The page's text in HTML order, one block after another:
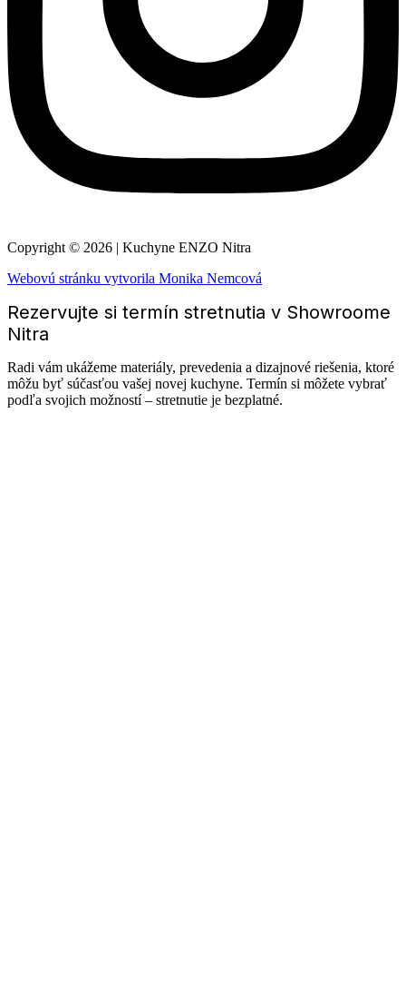
Copyright © 2026 | Kuchyne ENZO Nitra
Webovú stránku vytvorila Monika Nemcová
Rezervujte si termín stretnutia v Showroome
Nitra
Radi vám ukážeme materiály, prevedenia a dizajnové riešenia, ktoré
môžu byť súčasťou vašej novej kuchyne. Termín si môžete vybrať
podľa svojich možností – stretnutie je bezplatné.